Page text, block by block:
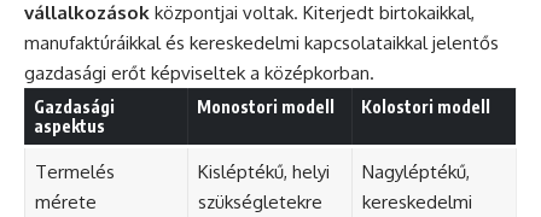
vállalkozások központjai voltak. Kiterjedt birtokaikkal,
manufaktúráikkal és kereskedelmi kapcsolataikkal jelentős
gazdasági erőt képviseltek a középkorban.
Gazdasági
aspektus
Monostori modell Kolostori modell
Termelés
mérete
Kisléptékű, helyi
szükségletekre
Nagyléptékű,
kereskedelmi